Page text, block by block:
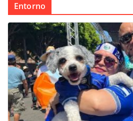
Entorno